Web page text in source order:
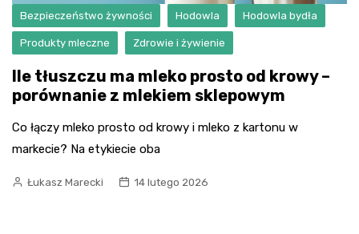
Bezpieczeństwo żywności Hodowla Hodowla bydła
Produkty mleczne Zdrowie i żywienie
Ile tłuszczu ma mleko prosto od krowy –
porównanie z mlekiem sklepowym
Co łączy mleko prosto od krowy i mleko z kartonu w
markecie? Na etykiecie oba
Łukasz Marecki 14 lutego 2026